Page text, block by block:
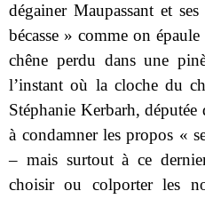
dégainer Maupassant et
bécasse » comme on
chêne perdu dans une
l’instant où la cloche du
Stéphanie Kerbarh,
à condamner les propos «
– mais surtout à ce
choisir ou colporter les